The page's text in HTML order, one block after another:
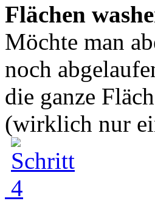
Flächen
Möchte man
noch
die ganze
(wirklich nur